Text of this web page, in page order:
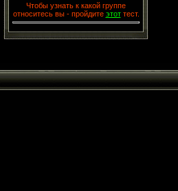
Чтобы узнать к какой группе
относитесь вы - пройдите этоттест.